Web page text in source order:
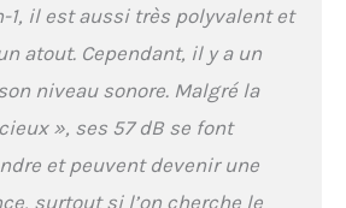
1, il est aussi très polyvalent et
atout. Cependant, il y a un
niveau sonore. Malgré la
», ses 57 dB se font
et peuvent devenir une
surtout si l’on cherche le